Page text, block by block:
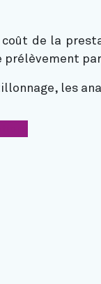
de la
prélèvement
les